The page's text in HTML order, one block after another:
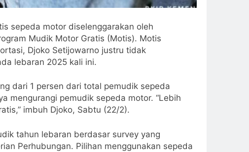
sepeda motor diselenggarakan oleh
Mudik Motor Gratis (Motis). Motis
Djoko Setijowarno justru tidak
lebaran 2025 kali ini.
dari 1 persen dari total pemudik sepeda
mengurangi pemudik sepeda motor. “Lebih
imbuh Djoko, Sabtu (22/2).
tahun lebaran berdasar survey yang
Perhubungan. Pilihan menggunakan sepeda